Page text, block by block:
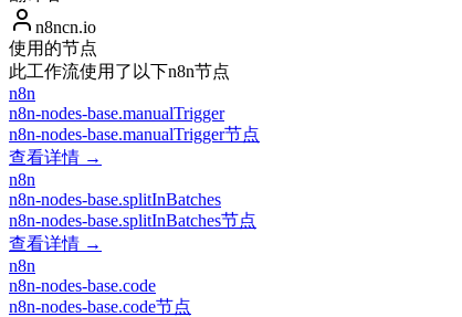
n8ncn.io
使用的节点
此工作流使用了以下n8n节点
n8n
n8n-nodes-base.manualTrigger
n8n-nodes-base.manualTrigger节点
查看详情 →
n8n
n8n-nodes-base.splitInBatches
n8n-nodes-base.splitInBatches节点
查看详情 →
n8n
n8n-nodes-base.code
n8n-nodes-base.code节点